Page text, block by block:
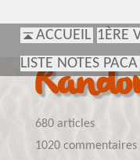
ACCUEIL 1ÈRE
LISTE NOTES PACA
680 articles
1020 commentaires
ACCUEIL 1ÈRE
LISTE NOTES PACA